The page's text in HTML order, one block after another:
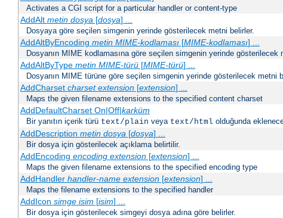
Activates a CGI script for a particular handler or content-type
AddAlt metin dosya[dosya] ...
Dosyaya göre seçilen simgenin yerinde gösterilecek metni belirler.
AddAltByEncoding metin MIME-kodlaması[MIME-kodlaması] ...
Dosyanın MIME kodlamasına göre seçilen simgenin yerinde gösterilecek
AddAltByType metin MIME-türü[MIME-türü] ...
Dosyanın MIME türüne göre seçilen simgenin yerinde gösterilecek metni
AddCharset charset extension[extension] ...
Maps the given filename extensions to the specified content charset
AddDefaultCharset On|Off|karküm
Bir yanıtın içerik türü text/plain veya text/html olduğunda
AddDescription metin dosya[dosya] ...
Bir dosya için gösterilecek açıklama belirtilir.
AddEncoding encoding extension[extension] ...
Maps the given filename extensions to the specified encoding type
AddHandler handler-name extension[extension] ...
Maps the filename extensions to the specified handler
AddIcon simge isim [isim] ...
Bir dosya için gösterilecek simgeyi dosya adına göre belirler.